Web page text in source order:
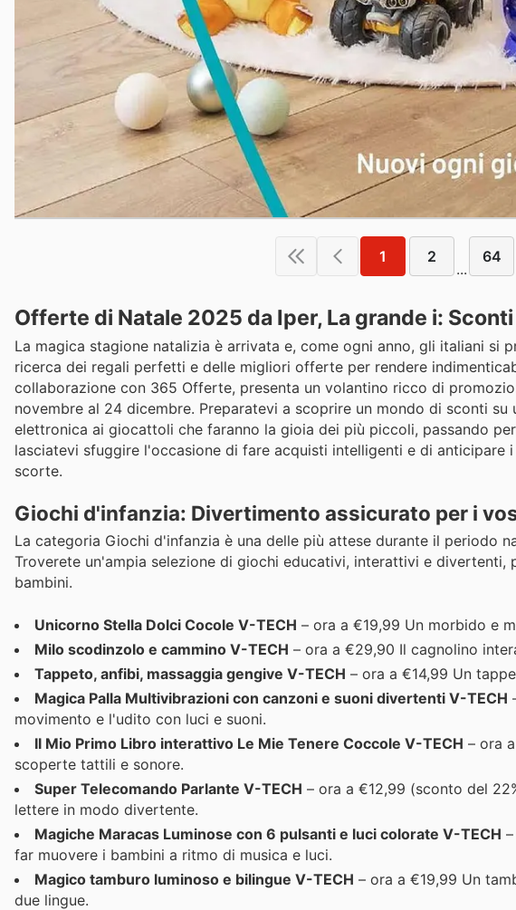
1 2
...
64
Offerte di Natale 2025 da Iper, La grande i:
La magica stagione natalizia è arrivata e, come ogni anno, gli italiani si
ricerca dei regali perfetti e delle migliori offerte per rendere
collaborazione con 365 Offerte, presenta un volantino ricco di
novembre al 24 dicembre. Preparatevi a scoprire un mondo di sconti
elettronica ai giocattoli che faranno la gioia dei più piccoli, passando
lasciatevi sfuggire l'occasione di fare acquisti intelligenti e di
scorte.
Giochi d'infanzia: Divertimento assicurato per i
La categoria Giochi d'infanzia è una delle più attese durante il periodo
Troverete un'ampia selezione di giochi educativi, interattivi e
bambini.
Unicorno Stella Dolci Cocole V-TECH – ora a €19,99 Un morbido e
Milo scodinzolo e cammino V-TECH – ora a €29,90 Il cagnolino
Tappeto, anfibi, massaggia gengive V-TECH – ora a €14,99 Un
Magica Palla Multivibrazioni con canzoni e suoni divertenti V-TECH
movimento e l'udito con luci e suoni.
Il Mio Primo Libro interattivo Le Mie Tenere Coccole V-TECH – ora
scoperte tattili e sonore.
Super Telecomando Parlante V-TECH – ora a €12,99 (sconto del
lettere in modo divertente.
Magiche Maracas Luminose con 6 pulsanti e luci colorate V-TECH
far muovere i bambini a ritmo di musica e luci.
Magico tamburo luminoso e bilingue V-TECH – ora a €19,99 Un
due lingue.